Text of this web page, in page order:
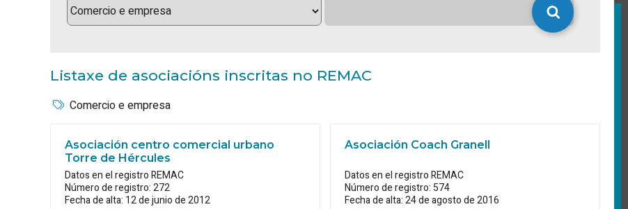
Listaxe de asociacións inscritas no REMAC
Comercio e empresa
Asociación centro comercial urbano
Torre de Hércules
Datos en el registro REMAC
Número de registro: 272
Fecha de alta: 12 de junio de 2012
Asociación Coach Granell
Datos en el registro REMAC
Número de registro: 574
Fecha de alta: 24 de agosto de 2016